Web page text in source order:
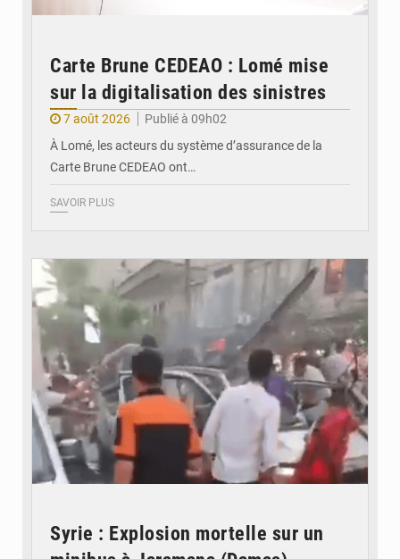
Carte Brune CEDEAO : Lomé mise
sur la digitalisation des sinistres
7 août 2026
Publié à 09h02
À Lomé, les acteurs du système d’assurance de la
Carte Brune CEDEAO ont…
SAVOIR PLUS
Syrie : Explosion mortelle sur un